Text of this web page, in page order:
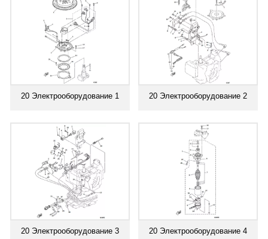
20 Электрооборудование 1 20 Электрооборудование 2
20 Электрооборудование 3 20 Электрооборудование 4